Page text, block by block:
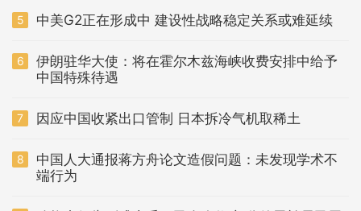
5 中美G2正在形成中 建设性战略稳定关系或难延续
6
伊朗驻华大使：将在霍尔木兹海峡收费安排中给予
中国特殊待遇
7 因应中国收紧出口管制 日本拆冷气机取稀土
8
中国人大通报蒋方舟论文造假问题：未发现学术不
端行为